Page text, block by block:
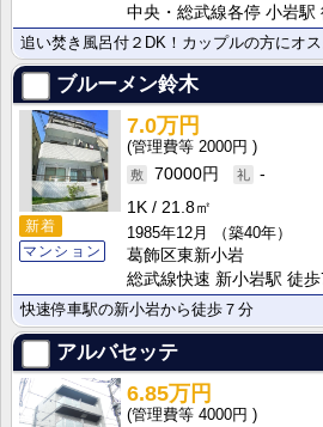
中央・総武線各停 小岩駅
追い焚き風呂付２DK！カップルの方にオ
ブルーメン鈴木
新着
マンション
7.0万円
2000円
70000円
-
1K
21.8㎡
1985年12月
（築40年）
葛飾区東新小岩
総武線快速 新小岩駅 徒
快速停車駅の新小岩から徒歩７分
アルバセッテ
6.85万円
4000円